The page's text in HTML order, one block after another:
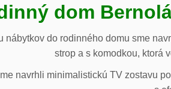
dom
nábytkov do rodinného domu sme
strop a s komodkou, ktorá
navrhli minimalistickú TV zostavu